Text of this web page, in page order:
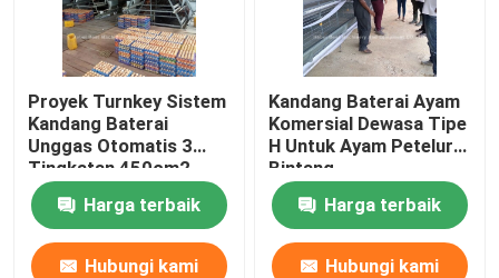
Mesin Pengering Kotoran
mesin penghilang kotoran
Mesin Pabrik Pakan
gerobak pakan ayam otomatis
Proyek Turnkey Sistem
Kandang Baterai
Unggas Otomatis 3
Tingkatan 450cm2
Bintang
Harga terbaik
Hubungi kami
Kandang Baterai Ayam
Komersial Dewasa Tipe
H Untuk Ayam Petelur
Bintang
Harga terbaik
Hubungi kami